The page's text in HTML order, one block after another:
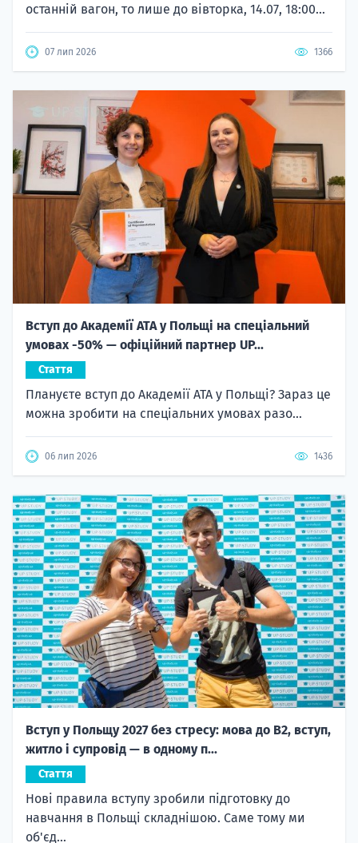
останній вагон, то лише до вівторка, 14.07, 18:00...
07 лип 2026 1366
Вступ до Академії ATA у Польщі на спеціальний
умовах -50% — офіційний партнер UP...
Стаття
Плануєте вступ до Академії ATA у Польщі? Зараз це
можна зробити на спеціальних умовах разо...
06 лип 2026 1436
Вступ у Польщу 2027 без стресу: мова до B2, вступ,
житло і супровід — в одному п...
Стаття
Нові правила вступу зробили підготовку до
навчання в Польщі складнішою. Саме тому ми
об'єд...